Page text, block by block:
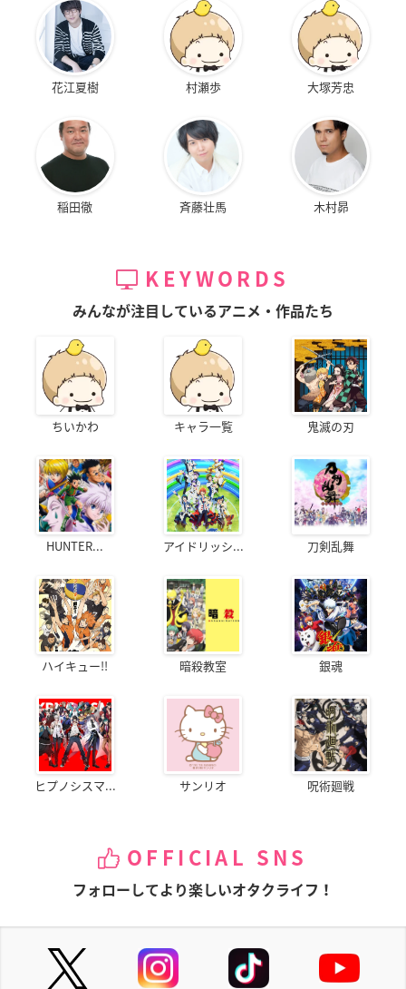
花江夏樹 村瀬歩 大塚芳忠
稲田徹 斉藤壮馬 木村昴
KEYWORDS
みんなが注目しているアニメ・作品たち
ちいかわ キャラ一覧 鬼滅の刃
HUNTER... アイドリッシ... 刀剣乱舞
ハイキュー!! 暗殺教室 銀魂
ヒプノシスマ... サンリオ 呪術廻戦
OFFICIAL SNS
フォローしてより楽しいオタクライフ！